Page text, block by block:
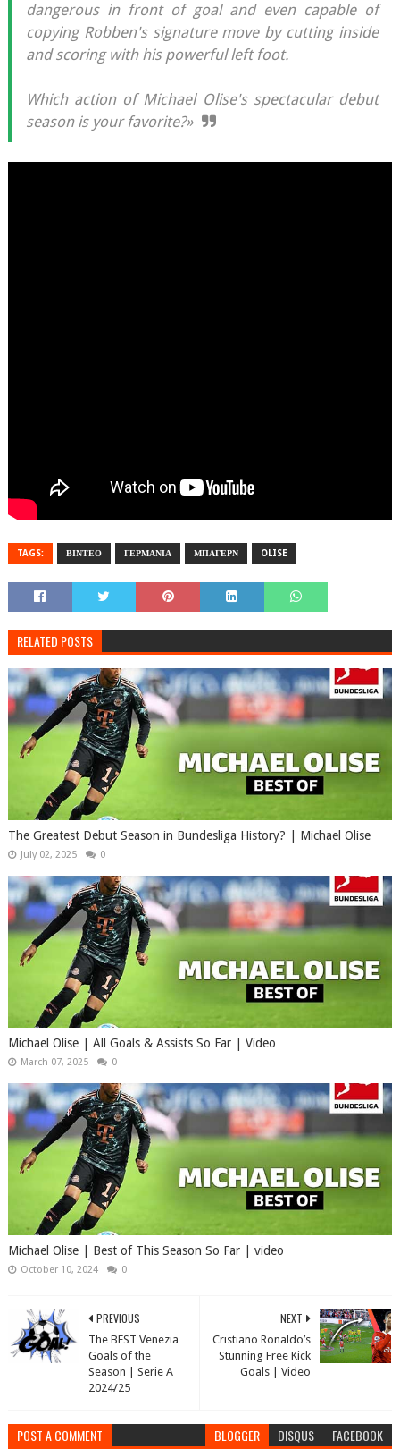
dangerous in front of goal and even capable of
copying Robben's signature move by cutting inside
and scoring with his powerful left foot.
Which action of Michael Olise's spectacular debut
season is your favorite?»
TAGS: ΒΙΝΤΕΟ ΓΕΡΜΑΝΙΑ ΜΠΑΓΕΡΝ OLISE
RELATED POSTS
The Greatest Debut Season in Bundesliga History? | Michael Olise
July 02, 2025 0
Michael Olise | All Goals & Assists So Far | Video
March 07, 2025 0
Michael Olise | Best of This Season So Far | video
October 10, 2024 0
NEXT
Cristiano Ronaldo’s
Stunning Free Kick
Goals | Video
PREVIOUS
The BEST Venezia
Goals of the
Season | Serie A
2024/25
POST A COMMENT BLOGGER DISQUS FACEBOOK